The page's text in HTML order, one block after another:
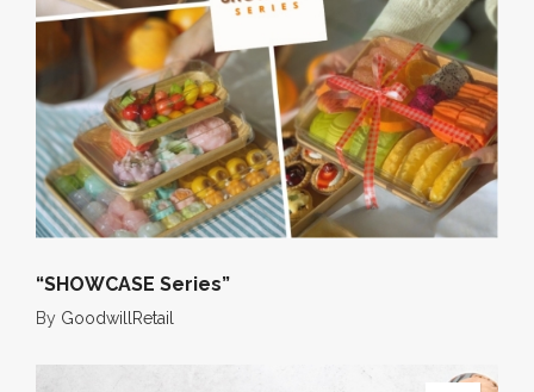
“SHOWCASE Series”
By GoodwillRetail